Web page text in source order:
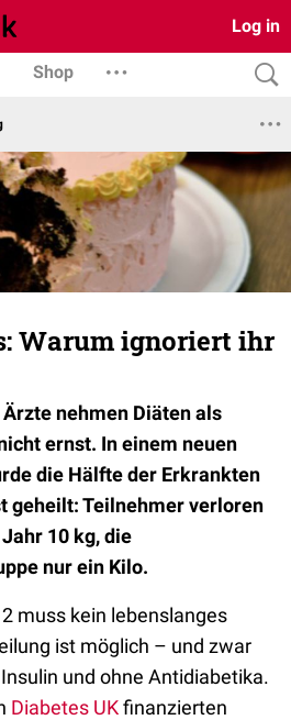
Log in
Shop
Warum ignoriert ihr
nehmen Diäten als
ernst. In einem neuen
die Hälfte der Erkrankten
geheilt: Teilnehmer verloren
10 kg, die
nur ein Kilo.
muss kein lebenslanges
ist möglich – und zwar
und ohne Antidiabetika.
Diabetes UKfinanzierten